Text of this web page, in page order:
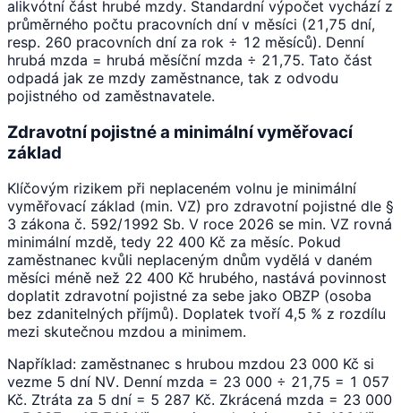
alikvótní část hrubé mzdy. Standardní výpočet vychází z
průměrného počtu pracovních dní v měsíci (21,75 dní,
resp. 260 pracovních dní za rok ÷ 12 měsíců). Denní
hrubá mzda = hrubá měsíční mzda ÷ 21,75. Tato část
odpadá jak ze mzdy zaměstnance, tak z odvodu
pojistného od zaměstnavatele.
Zdravotní pojistné a minimální vyměřovací
základ
Klíčovým rizikem při neplaceném volnu je minimální
vyměřovací základ (min. VZ) pro zdravotní pojistné dle §
3 zákona č. 592/1992 Sb. V roce 2026 se min. VZ rovná
minimální mzdě, tedy 22 400 Kč za měsíc. Pokud
zaměstnanec kvůli neplaceným dnům vydělá v daném
měsíci méně než 22 400 Kč hrubého, nastává povinnost
doplatit zdravotní pojistné za sebe jako OBZP (osoba
bez zdanitelných příjmů). Doplatek tvoří 4,5 % z rozdílu
mezi skutečnou mzdou a minimem.
Například: zaměstnanec s hrubou mzdou 23 000 Kč si
vezme 5 dní NV. Denní mzda = 23 000 ÷ 21,75 = 1 057
Kč. Ztráta za 5 dní = 5 287 Kč. Zkrácená mzda = 23 000